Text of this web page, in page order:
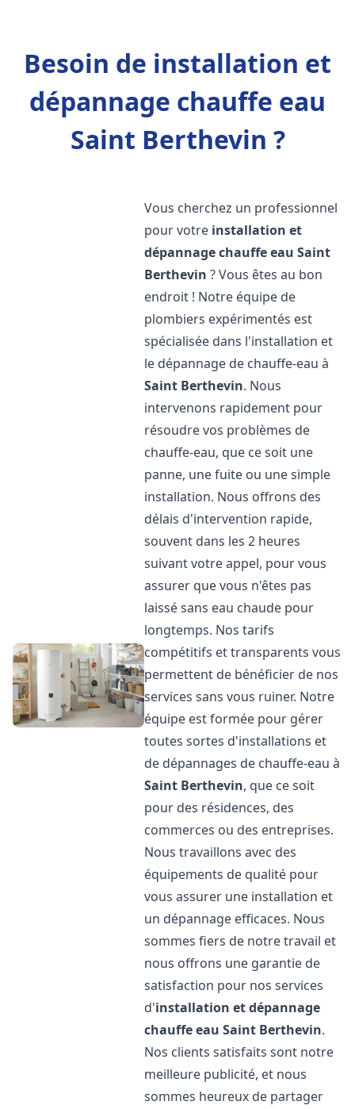
Besoin de installation et
dépannage chauffe eau
Saint Berthevin ?
Vous cherchez un professionnel
pour votre installation et
dépannage chauffe eau Saint
Berthevin ? Vous êtes au bon
endroit ! Notre équipe de
plombiers expérimentés est
spécialisée dans l'installation et
le dépannage de chauffe-eau à
Saint Berthevin. Nous
intervenons rapidement pour
résoudre vos problèmes de
chauffe-eau, que ce soit une
panne, une fuite ou une simple
installation. Nous offrons des
délais d'intervention rapide,
souvent dans les 2 heures
suivant votre appel, pour vous
assurer que vous n'êtes pas
laissé sans eau chaude pour
longtemps. Nos tarifs
compétitifs et transparents vous
permettent de bénéficier de nos
services sans vous ruiner. Notre
équipe est formée pour gérer
toutes sortes d'installations et
de dépannages de chauffe-eau à
Saint Berthevin, que ce soit
pour des résidences, des
commerces ou des entreprises.
Nous travaillons avec des
équipements de qualité pour
vous assurer une installation et
un dépannage efficaces. Nous
sommes fiers de notre travail et
nous offrons une garantie de
satisfaction pour nos services
d'installation et dépannage
chauffe eau Saint Berthevin.
Nos clients satisfaits sont notre
meilleure publicité, et nous
sommes heureux de partager